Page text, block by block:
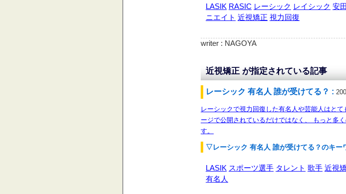
LASIK RASIC レーシック レイシック 安
ニエイト 近視矯正 視力回復
writer : NAGOYA
近視矯正 が指定されている記事
レーシック 有名人 誰が受けてる？ :
レーシックで視力回復した有名人や芸能人はと
ージで公開されているだけではなく、 もっと多
す。
▽レーシック 有名人 誰が受けてる？のキー
LASIK スポーツ選手 タレント 歌手 近視
有名人